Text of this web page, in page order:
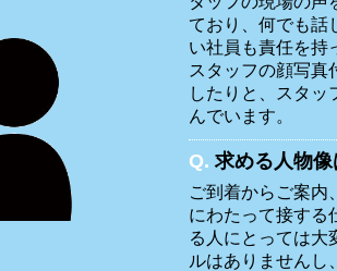
ており、何でも話
い社員も責任を持
スタッフの顔写真
したりと、スタッ
んでいます。
Q. 求める人物像
ご到着からご案内
にわたって接する
る人にとっては大
ルはありませんし